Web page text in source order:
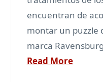
encuentran de
montar un puzzle
marca
Read More